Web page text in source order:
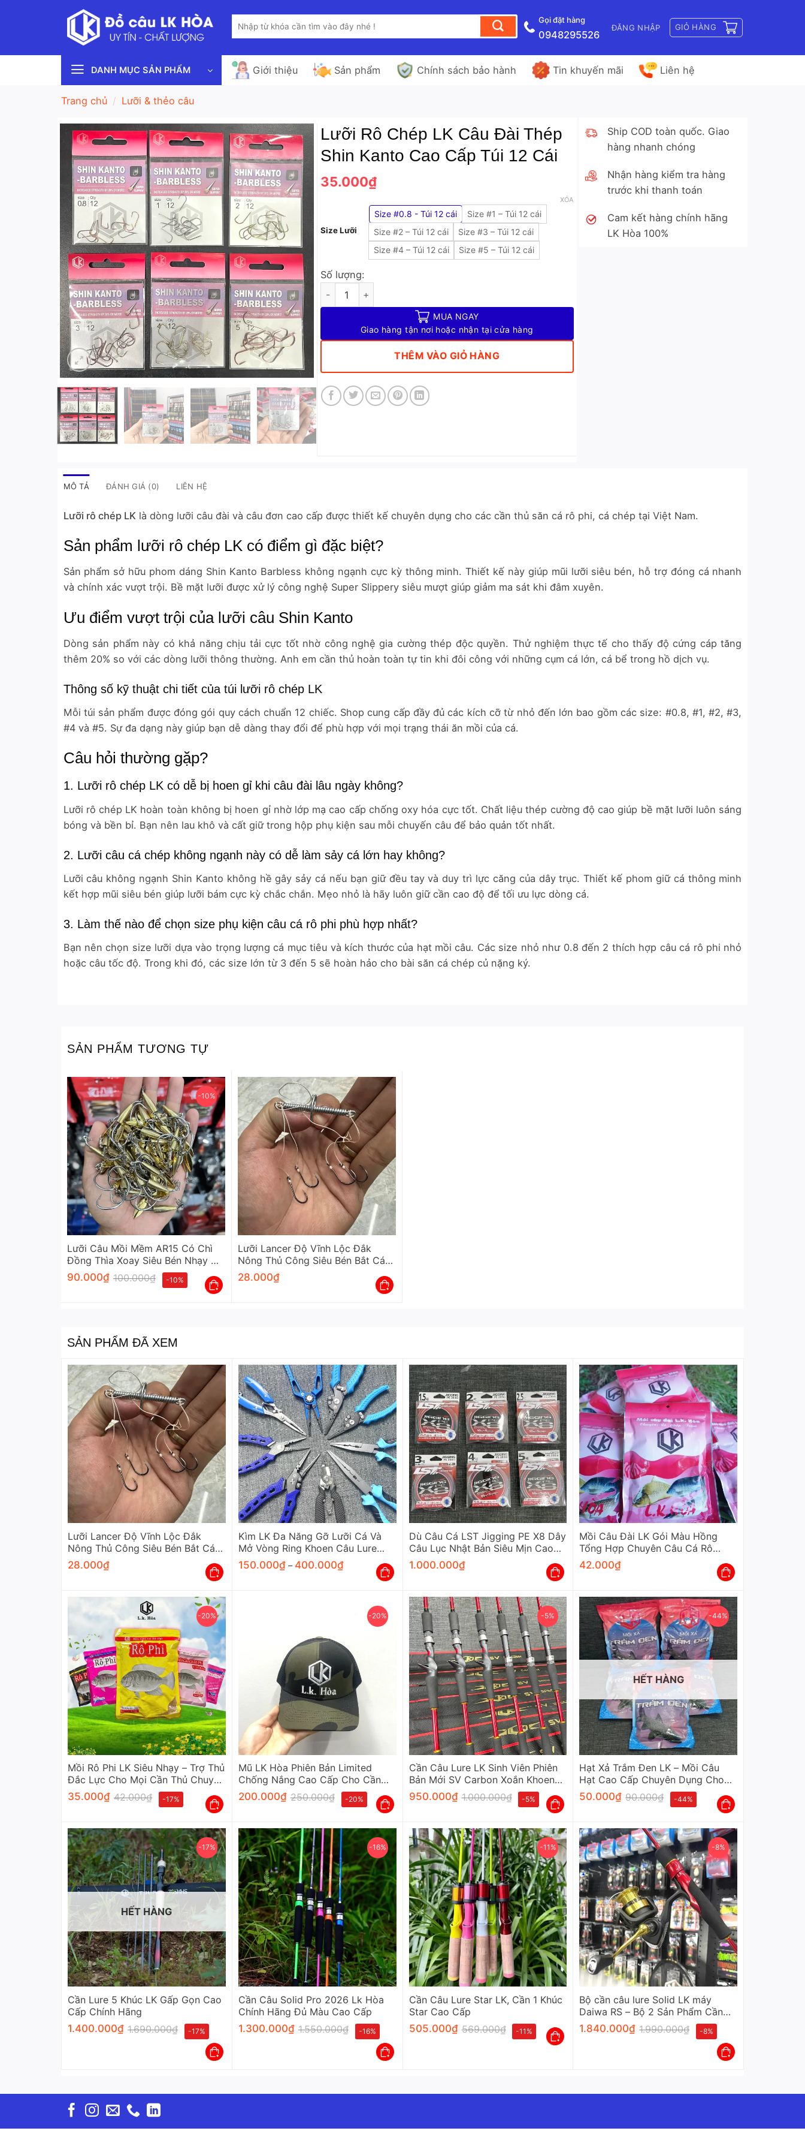
dung
kiếm:
Gọi đặt hàng
0948295526
ĐĂNG NHẬP GIỎ HÀNG
DANH MỤC SẢN PHẨM Giới thiệu Sản phẩm Chính sách bảo hành Tin khuyến mãi Liên hệ
Trang chủ / Lưỡi & thẻo câu
Lưỡi Rô Chép LK Câu Đài Thép
Shin Kanto Cao Cấp Túi 12 Cái
35.000₫
Size Lưỡi
Size #0.8 - Túi 12 cái
Size #1 – Túi 12 cái
Size #2 – Túi 12 cái
Size #3 – Túi 12 cái
Size #4 – Túi 12 cái
Size #5 – Túi 12 cái
XÓA
Số lượng:
MUA NGAY
Giao hàng tận nơi hoặc nhận tại cửa hàng
THÊM VÀO GIỎ HÀNG
Ship COD toàn quốc. Giao
hàng nhanh chóng
Nhận hàng kiểm tra hàng
trước khi thanh toán
Cam kết hàng chính hãng
LK Hòa 100%
MÔ TẢ ĐÁNH GIÁ (0) LIÊN HỆ
Lưỡi rô chép LKlà dòng lưỡi câu đài và câu đơn cao cấp được thiết kế chuyên dụng cho các cần thủ săn cá rô phi, cá chép tại Việt Nam.
Sản phẩm lưỡi rô chép LK có điểm gì đặc biệt?
Sản phẩm sở hữu phom dáng Shin Kanto Barbless không ngạnh cực kỳ thông minh. Thiết kế này giúp mũi lưỡi siêu bén, hỗ trợ đóng cá nhanh
và chính xác vượt trội. Bề mặt lưỡi được xử lý công nghệ Super Slippery siêu mượt giúp giảm ma sát khi đâm xuyên.
Ưu điểm vượt trội của lưỡi câu Shin Kanto
Dòng sản phẩm này có khả năng chịu tải cực tốt nhờ công nghệ gia cường thép độc quyền. Thử nghiệm thực tế cho thấy độ cứng cáp tăng
thêm 20% so với các dòng lưỡi thông thường. Anh em cần thủ hoàn toàn tự tin khi đôi công với những cụm cá lớn, cá bể trong hồ dịch vụ.
Thông số kỹ thuật chi tiết của túi lưỡi rô chép LK
Mỗi túi sản phẩm được đóng gói quy cách chuẩn 12 chiếc. Shop cung cấp đầy đủ các kích cỡ từ nhỏ đến lớn bao gồm các size: #0.8, #1, #2, #3,
#4 và #5. Sự đa dạng này giúp bạn dễ dàng thay đổi để phù hợp với mọi trạng thái ăn mồi của cá.
Câu hỏi thường gặp?
1. Lưỡi rô chép LK có dễ bị hoen gỉ khi câu đài lâu ngày không?
Lưỡi rô chép LK hoàn toàn không bị hoen gỉ nhờ lớp mạ cao cấp chống oxy hóa cực tốt. Chất liệu thép cường độ cao giúp bề mặt lưỡi luôn sáng
bóng và bền bỉ. Bạn nên lau khô và cất giữ trong hộp phụ kiện sau mỗi chuyến câu để bảo quản tốt nhất.
2. Lưỡi câu cá chép không ngạnh này có dễ làm sảy cá lớn hay không?
Lưỡi câu không ngạnh Shin Kanto không hề gây sảy cá nếu bạn giữ đều tay và duy trì lực căng của dây trục. Thiết kế phom giữ cá thông minh
kết hợp mũi siêu bén giúp lưỡi bám cực kỳ chắc chắn. Mẹo nhỏ là hãy luôn giữ cần cao độ để tối ưu lực dòng cá.
3. Làm thế nào để chọn size phụ kiện câu cá rô phi phù hợp nhất?
Bạn nên chọn size lưỡi dựa vào trọng lượng cá mục tiêu và kích thước của hạt mồi câu. Các size nhỏ như 0.8 đến 2 thích hợp câu cá rô phi nhỏ
hoặc câu tốc độ. Trong khi đó, các size lớn từ 3 đến 5 sẽ hoàn hảo cho bài săn cá chép củ nặng ký.
SẢN PHẨM TƯƠNG TỰ
-10%
Lưỡi Câu Mồi Mềm AR15 Có Chì
Đồng Thìa Xoay Siêu Bén Nhạy Cá
LK Hòa
90.000₫ 100.000₫ -10%
Lưỡi Lancer Độ Vĩnh Lộc Đắk
Nông Thủ Công Siêu Bén Bắt Cá
Nhạy
28.000₫
SẢN PHẨM ĐÃ XEM
Lưỡi Lancer Độ Vĩnh Lộc Đắk
Nông Thủ Công Siêu Bén Bắt Cá
Nhạy
28.000₫
Kìm LK Đa Năng Gỡ Lưỡi Cá Và
Mở Vòng Ring Khoen Câu Lure
Cao Cấp
150.000₫– 400.000₫
Dù Câu Cá LST Jigging PE X8 Dây
Câu Lục Nhật Bản Siêu Mịn Cao
Cấp
1.000.000₫
Mồi Câu Đài LK Gói Màu Hồng
Tổng Hợp Chuyên Câu Cá Rô
Chép Trắm
42.000₫
-20%
Mồi Rô Phi LK Siêu Nhạy – Trợ Thủ
Đắc Lực Cho Mọi Cần Thủ Chuyên
Nghiệp
35.000₫ 42.000₫ -17%
-20%
Mũ LK Hòa Phiên Bản Limited
Chống Nắng Cao Cấp Cho Cần
Thủ
200.000₫ 250.000₫ -20%
-5%
Cần Câu Lure LK Sinh Viên Phiên
Bản Mới SV Carbon Xoắn Khoen
Fuji
950.000₫ 1.000.000₫ -5%
-44%
HẾT HÀNG
Hạt Xả Trắm Đen LK – Mồi Câu
Hạt Cao Cấp Chuyên Dụng Cho
Cần Thủ
50.000₫ 90.000₫ -44%
-17%
HẾT HÀNG
Cần Lure 5 Khúc LK Gấp Gọn Cao
Cấp Chính Hãng
1.400.000₫ 1.690.000₫ -17%
-16%
Cần Câu Solid Pro 2026 Lk Hòa
Chính Hãng Đủ Màu Cao Cấp
1.300.000₫ 1.550.000₫ -16%
-11%
Cần Câu Lure Star LK, Cần 1 Khúc
Star Cao Cấp
505.000₫ 569.000₫ -11%
-8%
Bộ cần câu lure Solid LK máy
Daiwa RS – Bộ 2 Sản Phẩm Cần
Và Máy
1.840.000₫ 1.990.000₫ -8%